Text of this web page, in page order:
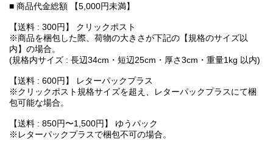
■ 商品代金総額 【5,000円未満】
【送料 : 300円】 クリックポスト
※商品を梱包した際、荷物の大きさが下記の【規格のサイズ以
内】の場合。
(規格内サイズ : 長辺34cm・短辺25cm・厚さ3cm・重量1kg 以内)
【送料 : 600円】 レターパックプラス
※クリックポスト規格サイズを超え、レターパックプラスにて梱
包可能な場合。
【送料 : 850円〜1,500円】 ゆうパック
※レターパックプラスで梱包不可の場合。